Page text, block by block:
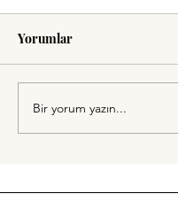
Yarın Ne Yapsam?
Yorumlar
Bir yorum yazın...